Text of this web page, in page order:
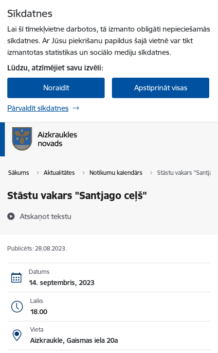
Sīkdatnes
Lai šī tīmekļvietne darbotos, tā izmanto obligāti nepieciešamās
sīkdatnes. Ar Jūsu piekrišanu papildus šajā vietnē var tikt
izmantotas statistikas un sociālo mediju sīkdatnes.
Lūdzu, atzīmējiet savu izvēli:
Noraidīt Apstiprināt visas
Pārvaldīt sīkdatnes
Sākums Aktualitātes Notikumu kalendārs Stāstu vakars
Stāstu vakars "Santjago ceļš"
Atskaņot tekstu
Publicēts: 28.08.2023.
Datums
14. septembris, 2023
Laiks
18.00
Vieta
Aizkraukle, Gaismas iela 20a